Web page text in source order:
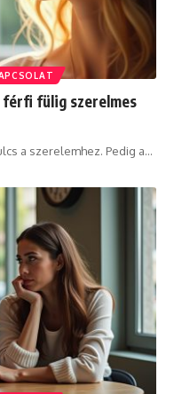
férfi fülig szerelmes
a szerelemhez. Pedig a…